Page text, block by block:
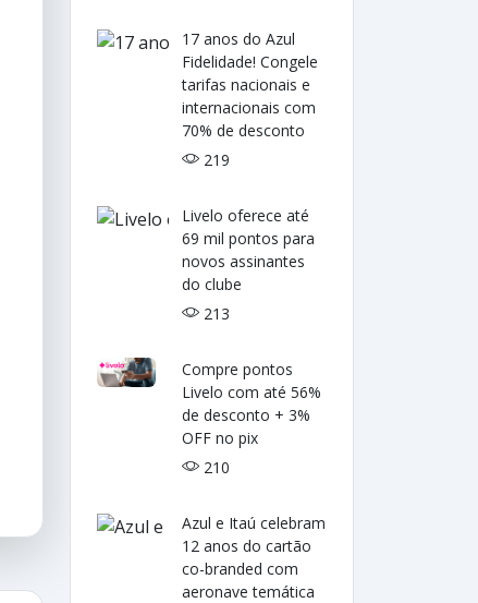
17 anos do Azul
Fidelidade! Congele
tarifas nacionais e
internacionais com
70% de desconto
219
Livelo oferece até
69 mil pontos para
novos assinantes
do clube
213
Compre pontos
Livelo com até 56%
de desconto + 3%
OFF no pix
210
Azul e Itaú celebram
12 anos do cartão
co-branded com
aeronave temática